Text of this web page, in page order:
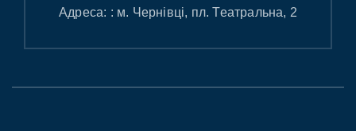
Адреса: : м. Чернівці, пл. Театральна, 2